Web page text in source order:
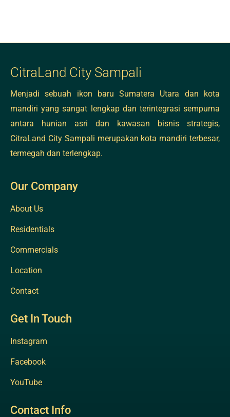
CitraLand City Sampali
Menjadi sebuah ikon baru Sumatera Utara dan kota
mandiri yang sangat lengkap dan terintegrasi sempurna
antara hunian asri dan kawasan bisnis strategis,
CitraLand City Sampali merupakan kota mandiri terbesar,
termegah dan terlengkap.
Our Company
About Us
Residentials
Commercials
Location
Contact
Get In Touch
Instagram
Facebook
YouTube
Contact Info